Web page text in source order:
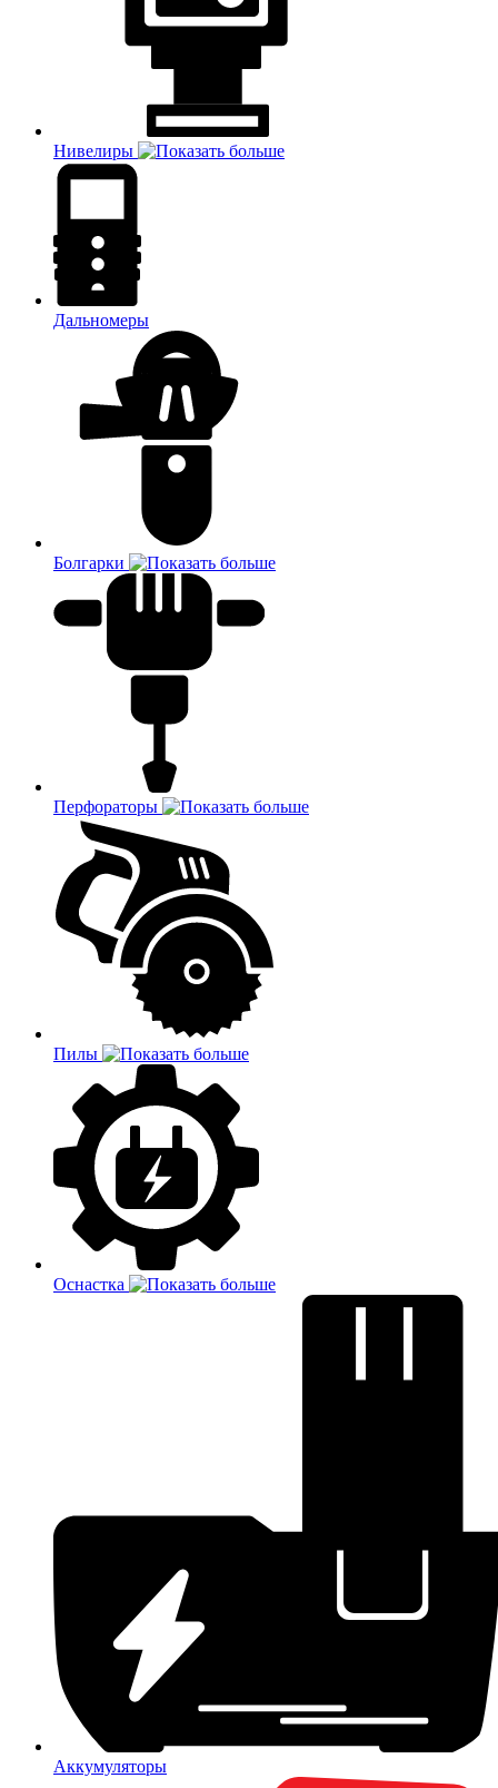
Нивелиры
Дальномеры
Болгарки
Перфораторы
Пилы
Оснастка
Аккумуляторы